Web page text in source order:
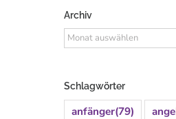
Archiv
Archiv
Schlagwörter
anfänger(79)